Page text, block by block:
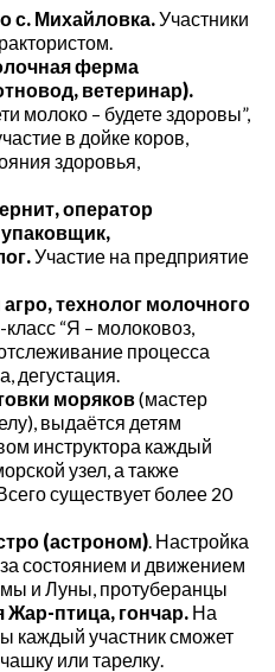
с. Михайловка.Участники
ферма
ветеринар).
молоко – будете здоровы”,
в дойке коров,
здоровья,
оператор
Участие на предприятие
технолог молочного
“Я – молоковоз,
процесса
дегустация.
моряков(мастер
выдаётся детям
инструктора каждый
узел, а также
существует более 20
(астроном). Настройка
состоянием и движением
и Луны, протуберанцы
Жар-птица, гончар. На
каждый участник сможет
или тарелку.